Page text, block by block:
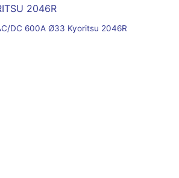
DC 600A Ø33 Kyoritsu 2046R